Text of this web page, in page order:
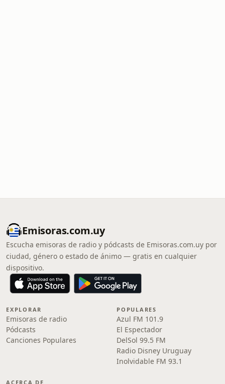
Emisoras.com.uy
Escucha emisoras de radio y pódcasts de Emisoras.com.uy por
ciudad, género o estado de ánimo — gratis en cualquier
dispositivo.
EXPLORAR
Emisoras de radio
Pódcasts
Canciones Populares
POPULARES
Azul FM 101.9
El Espectador
DelSol 99.5 FM
Radio Disney Uruguay
Inolvidable FM 93.1
ACERCA DE